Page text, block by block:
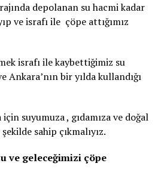
depolanan su hacmi kadar
ve israfı ile çöpe attığımız
israfı ile kaybettiğimiz su
Ankara’nın bir yılda kullandığı
suyumuza , gıdamıza ve doğal
sahip çıkmalıyız.
ve geleceğimizi çöpe